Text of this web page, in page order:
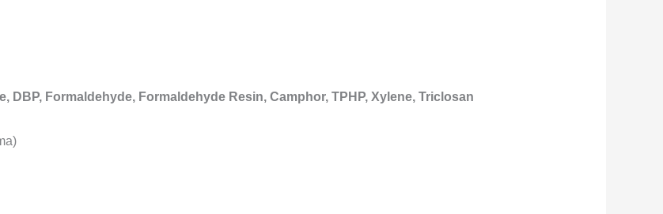
Formaldehyde, Formaldehyde Resin, Camphor, TPHP, Xylene, Triclosan